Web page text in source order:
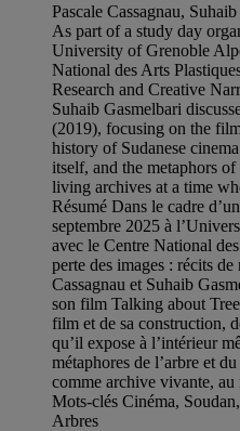
Pascale Cassagnau,
As part of a study day
University of Grenoble
National des Arts
Research and Creative
Suhaib Gasmelbari
(2019), focusing on the
history of Sudanese
itself, and the metaphors
living archives at a time
Résumé Dans le cadre
septembre 2025 à
avec le Centre National
perte des images : récits
Cassagnau et Suhaib
son film Talking about
film et de sa construction,
qu’il expose à l’intérieur
métaphores de l’arbre et
comme archive vivante, au
Mots-clés Cinéma,
Arbres